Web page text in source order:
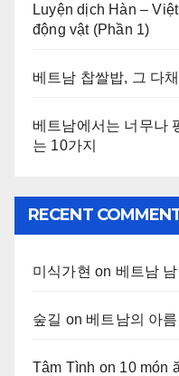
Luyện dịch Hàn –
động vật (Phần 1)
베트남 찹쌀밥, 그 다
베트남에서는 너무나
는 10가지
RECENT
미식가현 on 베트남
숲길 on 베트남의 아
Tâm Tình on 10 món